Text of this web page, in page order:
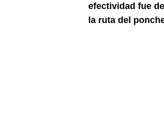
efectividad fue
la ruta del